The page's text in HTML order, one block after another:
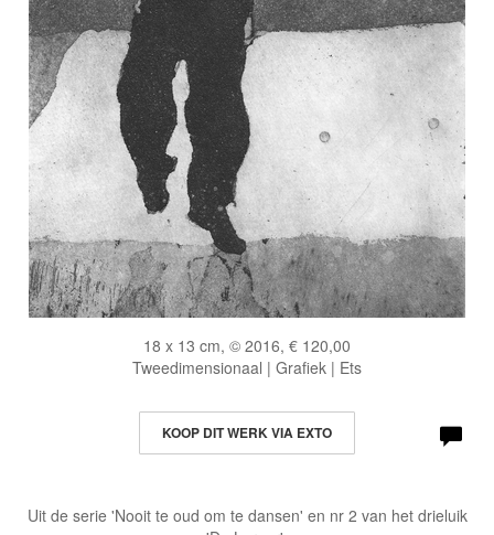
18 x 13 cm, © 2016, € 120,00
Tweedimensionaal | Grafiek | Ets
KOOP DIT WERK VIA EXTO
Uit de serie 'Nooit te oud om te dansen' en nr 2 van het drieluik